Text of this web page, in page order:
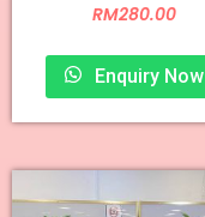
RM280.00
Enquiry Now